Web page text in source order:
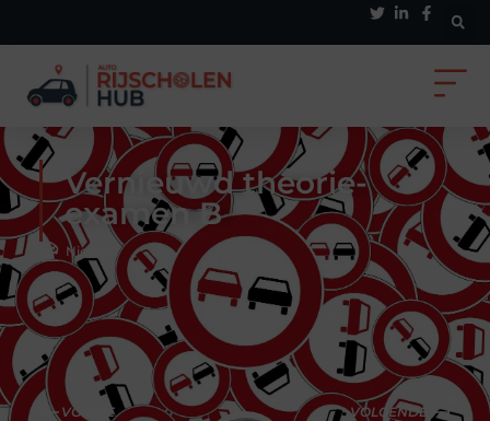
Vernieuwd theorie-
examen B
Nieuws
⟵ VORIGE VOLGENDE ⟶